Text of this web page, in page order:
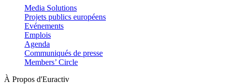
Media Solutions
Projets publics européens
Evénements
Emplois
Agenda
Communiqués de presse
Members’ Circle
À Propos d'Euractiv